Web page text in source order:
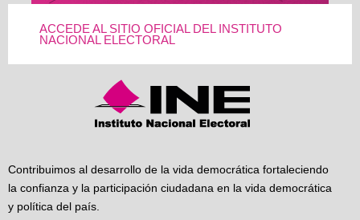
ACCEDE AL SITIO OFICIAL DEL INSTITUTO
NACIONAL ELECTORAL
Contribuimos al desarrollo de la vida democrática fortaleciendo
la confianza y la participación ciudadana en la vida democrática
y política del país.